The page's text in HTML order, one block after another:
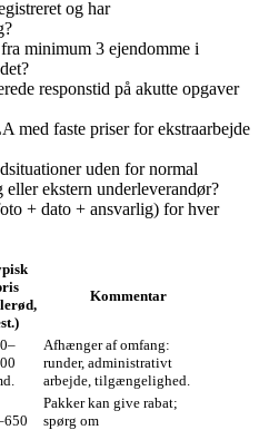
og har
minimum 3 ejendomme i
responstid på akutte opgaver
med faste priser for ekstraarbejde
uden for normal
ekstern underleverandør?
+ dato + ansvarlig) for hver
Kommentar
Afhænger af omfang:
runder, administrativt
arbejde, tilgængelighed.
Pakker kan give rabat;
spørg om